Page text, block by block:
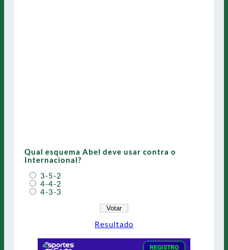
Qual esquema Abel deve usar contra o
Internacional?
3-5-2
4-4-2
4-3-3
Resultado